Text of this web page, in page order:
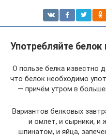
Употребляйте
О пользе белка известно
что белок необходимо
— причём утром в
Вариантов белковых
и омлет, и сырники, и
шпинатом, и яйца,